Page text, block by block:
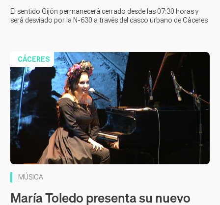
El sentido Gijón permanecerá cerrado desde las 07:30 horas y
será desviado por la N-630 a través del casco urbano de Cáceres
CÁCERES
MÚSICA
María Toledo presenta su nuevo